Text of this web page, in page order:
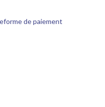
de paiement